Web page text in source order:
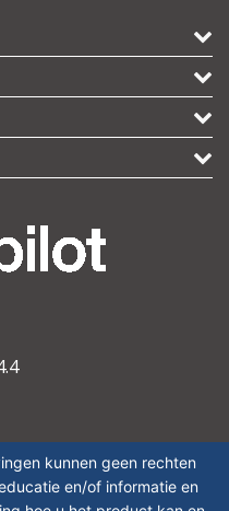
kunnen geen rechten
en/of informatie en